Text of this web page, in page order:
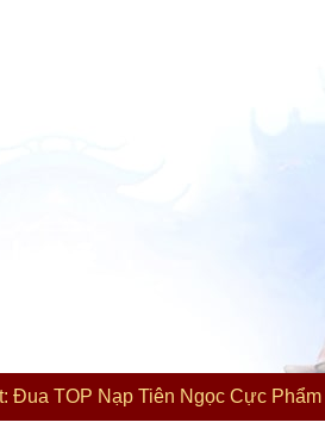
Đua TOP Nạp Tiên Ngọc Cực Phẩm